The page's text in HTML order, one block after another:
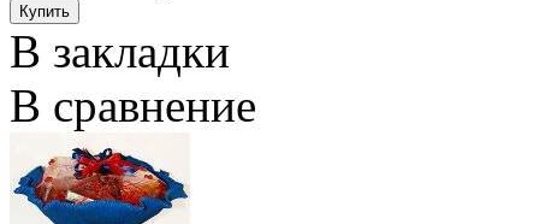
В закладки
В сравнение